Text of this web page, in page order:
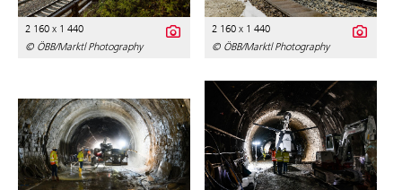
2 160 x 1 440
© ÖBB/Marktl Photography
2 160 x 1 440
© ÖBB/Marktl Photography